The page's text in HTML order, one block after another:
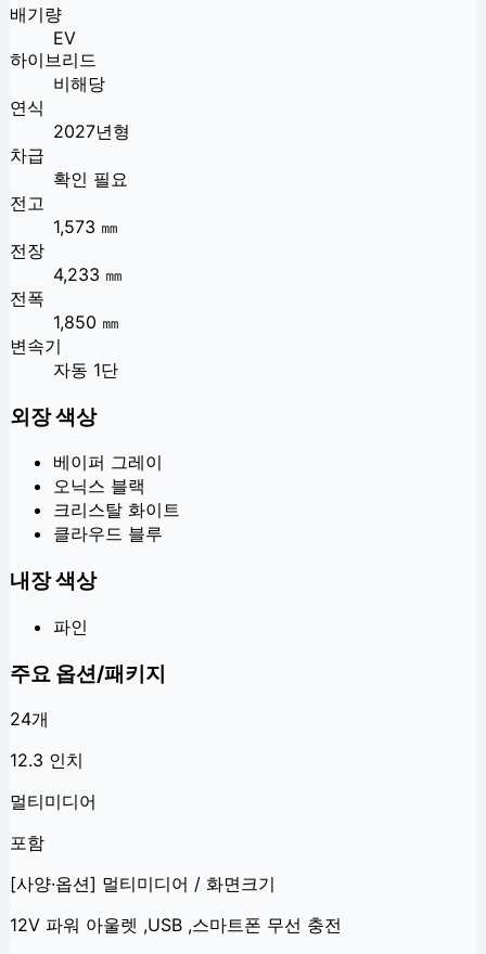
배기량
EV
하이브리드
비해당
연식
2027년형
차급
확인 필요
전고
1,573 ㎜
전장
4,233 ㎜
전폭
1,850 ㎜
변속기
자동 1단
외장 색상
베이퍼 그레이
오닉스 블랙
크리스탈 화이트
클라우드 블루
내장 색상
파인
주요 옵션/패키지
24개
12.3 인치
멀티미디어
포함
[사양·옵션] 멀티미디어 / 화면크기
12V 파워 아울렛 ,USB ,스마트폰 무선 충전